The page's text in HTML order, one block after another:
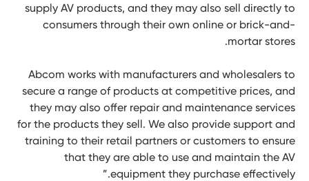
supply AV products, and they may also sell directly to
consumers through their own online or brick-and-
mortar stores.
Abcom works with manufacturers and wholesalers to
secure a range of products at competitive prices, and
they may also offer repair and maintenance services
for the products they sell. We also provide support and
training to their retail partners or customers to ensure
that they are able to use and maintain the AV
equipment they purchase effectively.”